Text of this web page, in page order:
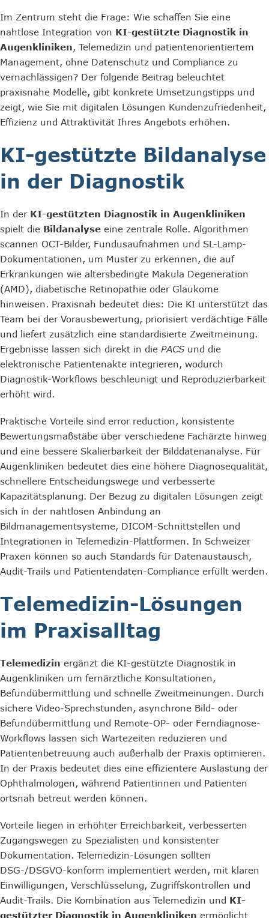
Im Zentrum steht die Frage: Wie schaffen Sie eine
nahtlose Integration von KI-gestützte Diagnostik in
Augenkliniken, Telemedizin und patientenorientiertem
Management, ohne Datenschutz und Compliance zu
vernachlässigen? Der folgende Beitrag beleuchtet
praxisnahe Modelle, gibt konkrete Umsetzungstipps und
zeigt, wie Sie mit digitalen Lösungen Kundenzufriedenheit,
Effizienz und Attraktivität Ihres Angebots erhöhen.
KI-gestützte Bildanalyse
in der Diagnostik
In der KI-gestützten Diagnostik in Augenkliniken
spielt die Bildanalyse eine zentrale Rolle. Algorithmen
scannen OCT-Bilder, Fundusaufnahmen und SL-Lamp-
Dokumentationen, um Muster zu erkennen, die auf
Erkrankungen wie altersbedingte Makula Degeneration
(AMD), diabetische Retinopathie oder Glaukome
hinweisen. Praxisnah bedeutet dies: Die KI unterstützt das
Team bei der Vorausbewertung, priorisiert verdächtige Fälle
und liefert zusätzlich eine standardisierte Zweitmeinung.
Ergebnisse lassen sich direkt in die PACSund die
elektronische Patientenakte integrieren, wodurch
Diagnostik-Workflows beschleunigt und Reproduzierbarkeit
erhöht wird.
Praktische Vorteile sind error reduction, konsistente
Bewertungsmaßstäbe über verschiedene Fachärzte hinweg
und eine bessere Skalierbarkeit der Bilddatenanalyse. Für
Augenkliniken bedeutet dies eine höhere Diagnosequalität,
schnellere Entscheidungswege und verbesserte
Kapazitätsplanung. Der Bezug zu digitalen Lösungen zeigt
sich in der nahtlosen Anbindung an
Bildmanagementsysteme, DICOM-Schnittstellen und
Integrationen in Telemedizin-Plattformen. In Schweizer
Praxen können so auch Standards für Datenaustausch,
Audit-Trails und Patientendaten-Compliance erfüllt werden.
Telemedizin-Lösungen
im Praxisalltag
Telemedizin ergänzt die KI-gestützte Diagnostik in
Augenkliniken um fernärztliche Konsultationen,
Befundübermittlung und schnelle Zweitmeinungen. Durch
sichere Video-Sprechstunden, asynchrone Bild- oder
Befundübermittlung und Remote-OP- oder Ferndiagnose-
Workflows lassen sich Wartezeiten reduzieren und
Patientenbetreuung auch außerhalb der Praxis optimieren.
In der Praxis bedeutet dies eine effizientere Auslastung der
Ophthalmologen, während Patientinnen und Patienten
ortsnah betreut werden können.
Vorteile liegen in erhöhter Erreichbarkeit, verbesserten
Zugangswegen zu Spezialisten und konsistenter
Dokumentation. Telemedizin-Lösungen sollten
DSG-/DSGVO-konform implementiert werden, mit klaren
Einwilligungen, Verschlüsselung, Zugriffskontrollen und
Audit-Trails. Die Kombination aus Telemedizin und KI-
gestützter Diagnostik in Augenkliniken ermöglicht